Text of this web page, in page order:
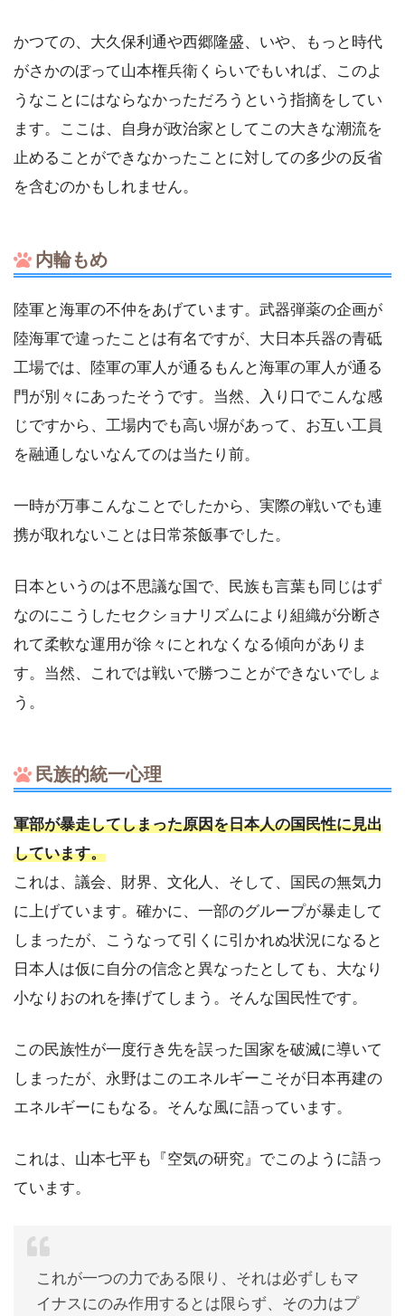
かつての、大久保利通や西郷隆盛、いや、もっと時代
がさかのぼって山本権兵衛くらいでもいれば、このよ
うなことにはならなかっただろうという指摘をしてい
ます。ここは、自身が政治家としてこの大きな潮流を
止めることができなかったことに対しての多少の反省
を含むのかもしれません。
内輪もめ
陸軍と海軍の不仲をあげています。武器弾薬の企画が
陸海軍で違ったことは有名ですが、大日本兵器の青砥
工場では、陸軍の軍人が通るもんと海軍の軍人が通る
門が別々にあったそうです。当然、入り口でこんな感
じですから、工場内でも高い塀があって、お互い工員
を融通しないなんてのは当たり前。
一時が万事こんなことでしたから、実際の戦いでも連
携が取れないことは日常茶飯事でした。
日本というのは不思議な国で、民族も言葉も同じはず
なのにこうしたセクショナリズムにより組織が分断さ
れて柔軟な運用が徐々にとれなくなる傾向がありま
す。当然、これでは戦いで勝つことができないでしょ
う。
民族的統一心理
軍部が暴走してしまった原因を日本人の国民性に見出
しています。
これは、議会、財界、文化人、そして、国民の無気力
に上げています。確かに、一部のグループが暴走して
しまったが、こうなって引くに引かれぬ状況になると
日本人は仮に自分の信念と異なったとしても、大なり
小なりおのれを捧げてしまう。そんな国民性です。
この民族性が一度行き先を誤った国家を破滅に導いて
しまったが、永野はこのエネルギーこそが日本再建の
エネルギーにもなる。そんな風に語っています。
これは、山本七平も『空気の研究』でこのように語っ
ています。
これが一つの力である限り、それは必ずしもマ
イナスにのみ作用するとは限らず、その力はプ